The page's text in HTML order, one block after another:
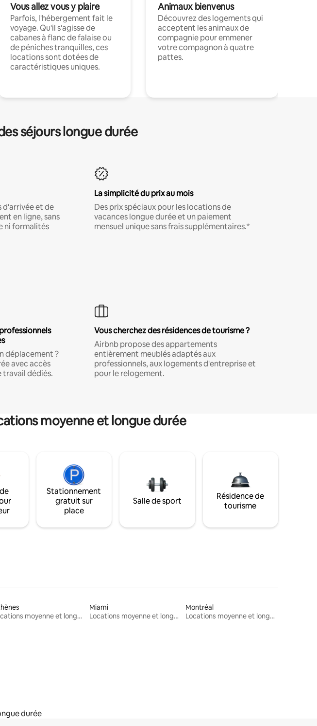
Vous allez vous y plaire
Parfois, l'hébergement fait le
voyage. Qu'il s'agisse de
cabanes à flanc de falaise ou
de péniches tranquilles, ces
locations sont dotées de
caractéristiques uniques.
Animaux bienvenus
Découvrez des logements qui
acceptent les animaux de
compagnie pour emmener
votre compagnon à quatre
pattes.
séjours longue durée
d'arrivée et de
en ligne, sans
ni formalités
La simplicité du prix au mois
Des prix spéciaux pour les locations de
vacances longue durée et un paiement
mensuel unique sans frais supplémentaires.*
déplacement ?
avec accès
dédiés.
Vous cherchez des résidences de tourisme ?
Airbnb propose des appartements
entièrement meublés adaptés aux
professionnels, aux logements d'entreprise et
pour le relogement.
moyenne et longue durée
Stationnement
gratuit sur
place
Salle de sport
Résidence de
tourisme
Locations moyenne et longue durée
Miami
Locations moyenne et longue durée
Montréal
Locations moyenne et longue durée
durée